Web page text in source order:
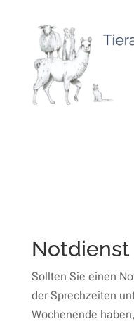
Notdienst
Sollten Sie einen
der Sprechzeiten
Wochenende